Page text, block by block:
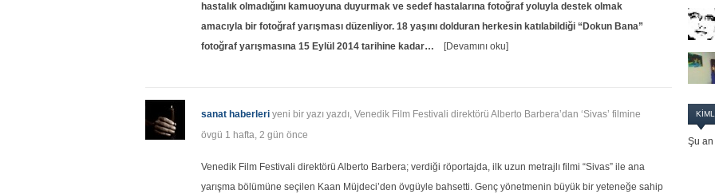
hastalık olmadığını kamuoyuna duyurmak ve sedef hastalarına fotoğraf yoluyla destek olmak
amacıyla bir fotoğraf yarışması düzenliyor. 18 yaşını dolduran herkesin katılabildiği “Dokun Bana”
fotoğraf yarışmasına 15 Eylül 2014 tarihine kadar…
[Devamını oku]
sanat haberleri yeni bir yazı yazdı, Venedik Film Festivali direktörü Alberto Barbera’dan ‘Sivas’ filmine
övgü 1 hafta, 2 gün önce
Venedik Film Festivali direktörü Alberto Barbera; verdiği röportajda, ilk uzun metrajlı filmi “Sivas” ile ana
yarışma bölümüne seçilen Kaan Müjdeci’den övgüyle bahsetti. Genç yönetmenin büyük bir yeteneğe sahip
Şu